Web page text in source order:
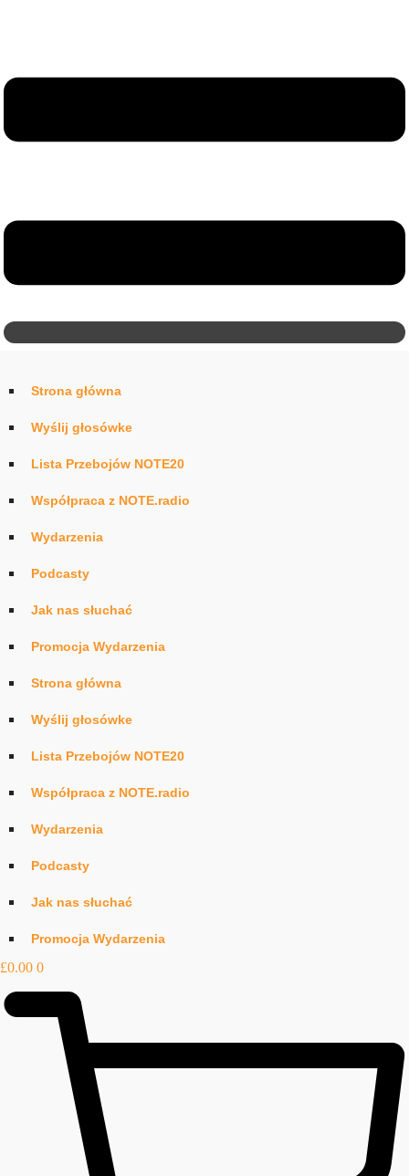
Strona główna
Wyślij głosówke
Lista Przebojów NOTE20
Współpraca z NOTE.radio
Wydarzenia
Podcasty
Jak nas słuchać
Promocja Wydarzenia
Strona główna
Wyślij głosówke
Lista Przebojów NOTE20
Współpraca z NOTE.radio
Wydarzenia
Podcasty
Jak nas słuchać
Promocja Wydarzenia
£0.00 0